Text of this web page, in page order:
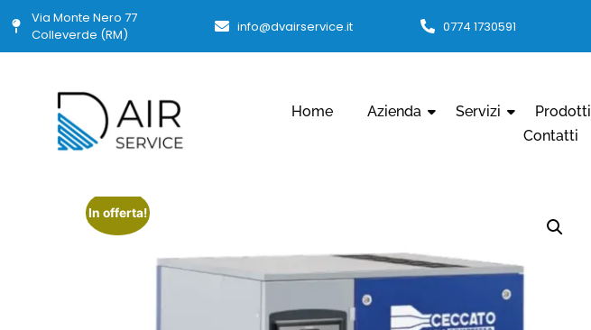
Via Monte Nero 77
Colleverde (RM)
info@dvairservice.it 0774 1730591
Home Azienda Servizi Prodotti
Contatti
In offerta!